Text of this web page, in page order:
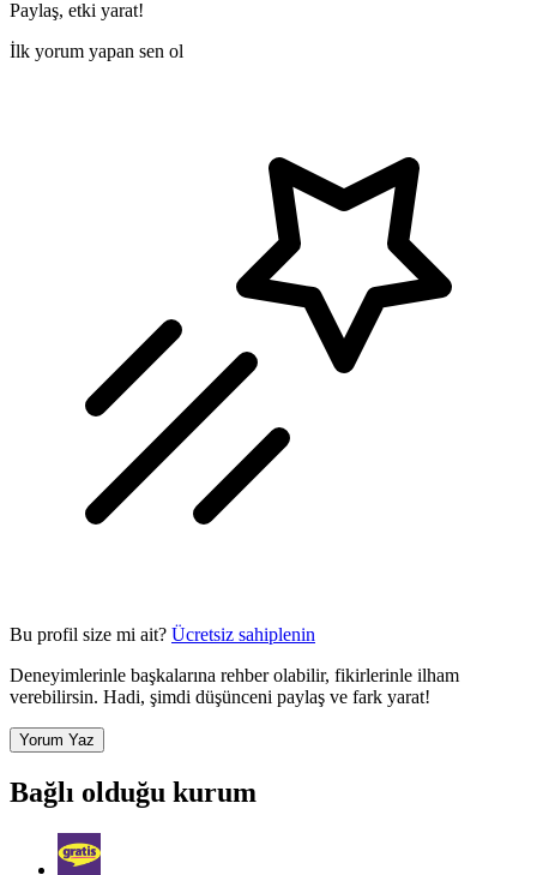
Paylaş, etki yarat!
İlk yorum yapan sen ol
Bu profil size mi ait? Ücretsiz sahiplenin
Deneyimlerinle başkalarına rehber olabilir, fikirlerinle ilham
verebilirsin. Hadi, şimdi düşünceni paylaş ve fark yarat!
Yorum Yaz
Bağlı olduğu kurum